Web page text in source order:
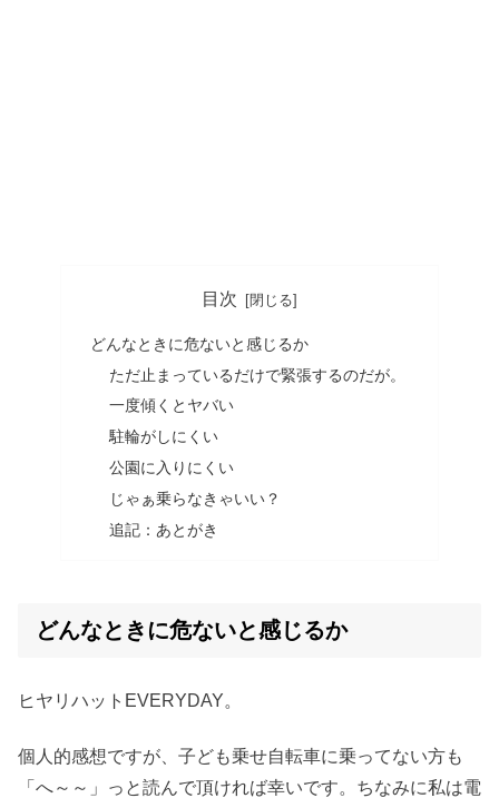
目次
どんなときに危ないと感じるか
ただ止まっているだけで緊張するのだが。
一度傾くとヤバい
駐輪がしにくい
公園に入りにくい
じゃぁ乗らなきゃいい？
追記：あとがき
どんなときに危ないと感じるか
ヒヤリハットEVERYDAY。
個人的感想ですが、子ども乗せ自転車に乗ってない方も
「へ～～」っと読んで頂ければ幸いです。ちなみに私は電